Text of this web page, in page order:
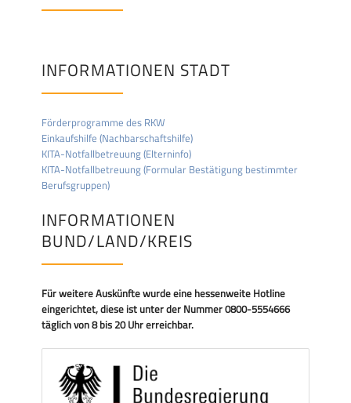
INFORMATIONEN STADT
Förderprogramme des RKW
Einkaufshilfe (Nachbarschaftshilfe)
KITA-Notfallbetreuung (Elterninfo)
KITA-Notfallbetreuung (Formular Bestätigung bestimmter
Berufsgruppen)
INFORMATIONEN
BUND/LAND/KREIS
Für weitere Auskünfte wurde eine hessenweite Hotline
eingerichtet, diese ist unter der Nummer 0800-5554666
täglich von 8 bis 20 Uhr erreichbar.